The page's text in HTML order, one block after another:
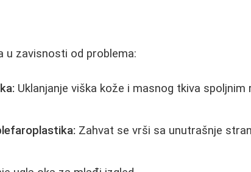
u zavisnosti od problema:
Uklanjanje viška kože i masnog tkiva spoljnim
Zahvat se vrši sa unutrašnje